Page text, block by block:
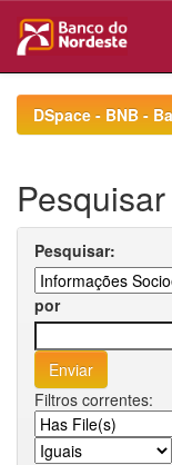
navigationDSpace - BNB -
Pesquisar
Pesquisar:
por
Filtros correntes: